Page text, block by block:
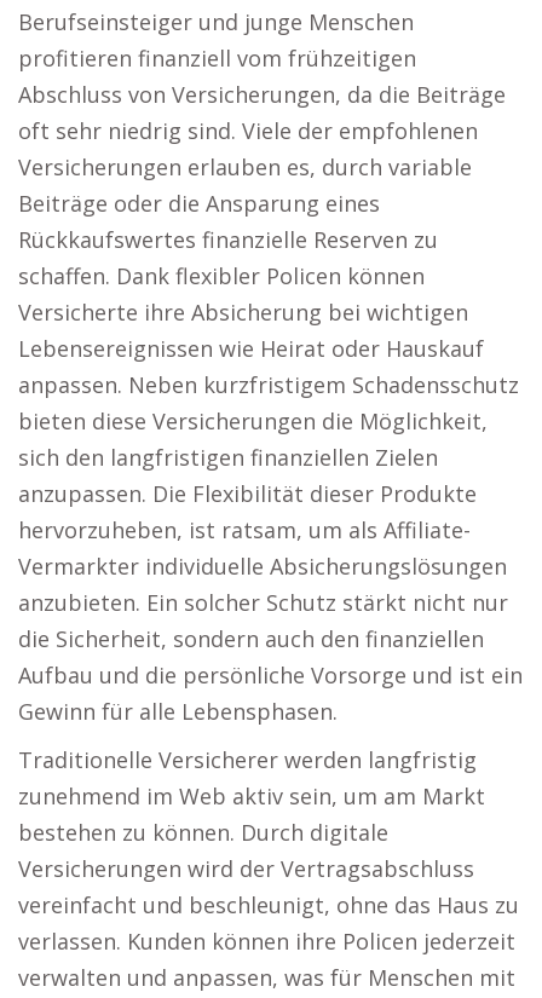
Berufseinsteiger und junge Menschen
profitieren finanziell vom frühzeitigen
Abschluss von Versicherungen, da die Beiträge
oft sehr niedrig sind. Viele der empfohlenen
Versicherungen erlauben es, durch variable
Beiträge oder die Ansparung eines
Rückkaufswertes finanzielle Reserven zu
schaffen. Dank flexibler Policen können
Versicherte ihre Absicherung bei wichtigen
Lebensereignissen wie Heirat oder Hauskauf
anpassen. Neben kurzfristigem Schadensschutz
bieten diese Versicherungen die Möglichkeit,
sich den langfristigen finanziellen Zielen
anzupassen. Die Flexibilität dieser Produkte
hervorzuheben, ist ratsam, um als Affiliate-
Vermarkter individuelle Absicherungslösungen
anzubieten. Ein solcher Schutz stärkt nicht nur
die Sicherheit, sondern auch den finanziellen
Aufbau und die persönliche Vorsorge und ist ein
Gewinn für alle Lebensphasen.
Traditionelle Versicherer werden langfristig
zunehmend im Web aktiv sein, um am Markt
bestehen zu können. Durch digitale
Versicherungen wird der Vertragsabschluss
vereinfacht und beschleunigt, ohne das Haus zu
verlassen. Kunden können ihre Policen jederzeit
verwalten und anpassen, was für Menschen mit